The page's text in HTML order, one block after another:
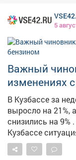
ситуации и
запасных выхода. Главные выводы тренировки: 🔹
При ЧС не
слушать и
главное - никакой паники! Такие
регулярно,
тьфу!) каждый
Безопасность -
#Безопасность
5
Важный
изменениях
В Кузбассе за
выросло на 21%,
снизились на 9% . Как сообщают областные власти, в
Кузбассе
количество АЗС,